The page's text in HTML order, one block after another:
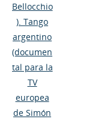
Bellocchio
). Tango
argentino
(documen
tal para la
TV
europea
de Simón